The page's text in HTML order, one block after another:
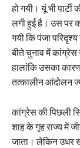
हो गयी। यूं भी पार्टी
लगी हुई है। उस पर
गयी कि पंजा
बीते चुनाव में कांग्रेस
हालांकि उसका
तत्कालीन आंदोलन
कांग्रेस की पिछली
शाह के गृह राज्य में
जाता। लेकिन उधर